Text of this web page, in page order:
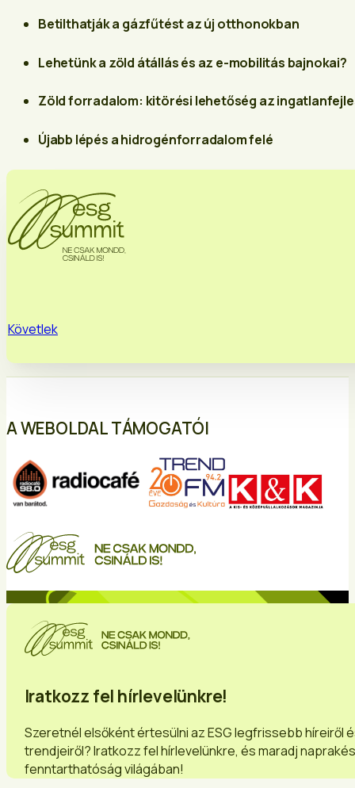
Betilthatják a gázfűtést az új otthonokban
Lehetünk a zöld átállás és az e-mobilitás bajnokai?
Zöld forradalom: kitörési lehetőség az
Újabb lépés a hidrogénforradalom felé
Követlek
A WEBOLDAL TÁMOGATÓI
Iratkozz fel hírlevelünkre!
Szeretnél elsőként értesülni az ESG legfrissebb híreiről
trendjeiről? Iratkozz fel hírlevelünkre, és maradj
fenntarthatóság világában!